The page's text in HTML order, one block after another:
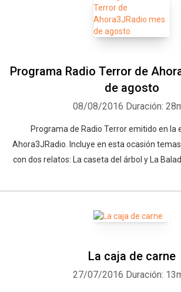
Programa Radio Terror de
de agosto
08/08/2016 Duración:
Programa de Radio Terror emitido en la
Ahora3JRadio. Incluye en esta ocasión
con dos relatos: La caseta del árbol y La
La caja de carne
27/07/2016 Duración: